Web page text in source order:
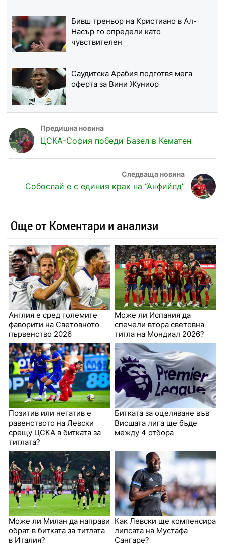
Бивш треньор на Кристиано в Ал-
Насър го определи като
чувствителен
Саудитска Арабия подготвя мега
оферта за Вини Жуниор
ЦСКА-София победи Базел в Кематен
Собослай е с единия крак на “Анфийлд”
Още от Коментари и анализи
Англия е сред големите
фаворити на Световното
първенство 2026
Може ли Испания да
спечели втора световна
титла на Мондиал 2026?
Позитив или негатив е
равенството на Левски
срещу ЦСКА в битката за
титлата?
Битката за оцеляване във
Висшата лига ще бъде
между 4 отбора
Може ли Милан да направи
обрат в битката за титлата
в Италия?
Как Левски ще компенсира
липсата на Мустафа
Сангаре?